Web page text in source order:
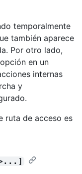
temporalmente
también aparece
Por otro lado,
en un
internas
y
ruta de acceso es